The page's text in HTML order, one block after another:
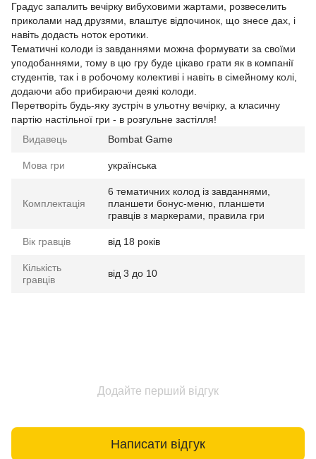
Градус запалить вечірку вибуховими жартами, розвеселить
приколами над друзями, влаштує відпочинок, що знесе дах, і
навіть додасть ноток еротики.
Тематичні колоди із завданнями можна формувати за своїми
уподобаннями, тому в цю гру буде цікаво грати як в компанії
студентів, так і в робочому колективі і навіть в сімейному колі,
додаючи або прибираючи деякі колоди.
Перетворіть будь-яку зустріч в ульотну вечірку, а класичну
партію настільної гри - в розгульне застілля!
Видавець
Bombat Game
Мова гри українська
Комплектація
6 тематичних колод із завданнями,
планшети бонус-меню, планшети
гравців з маркерами, правила гри
Вік гравців від 18 років
Кількість
гравців
від 3 до 10
Додайте перший відгук
Написати відгук